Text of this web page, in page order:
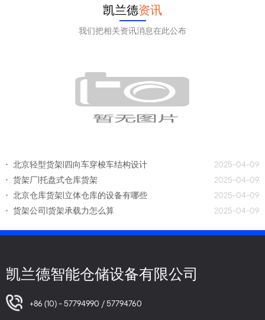
凯兰德资讯
我们把相关资讯消息在此公布
北京轻型货架|四向车穿梭车结构设计
2025-04-09
货架厂|托盘式仓库货架
2025-04-09
北京仓库货架|立体仓库的设备有哪些
2025-04-09
货架公司|货架承载力怎么算
2025-04-09
凯兰德智能仓储设备有限公司
+86 (10) - 57794990 / 57794760